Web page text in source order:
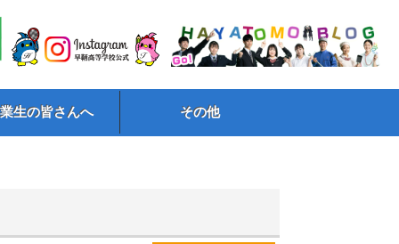
生の皆さんへ その他